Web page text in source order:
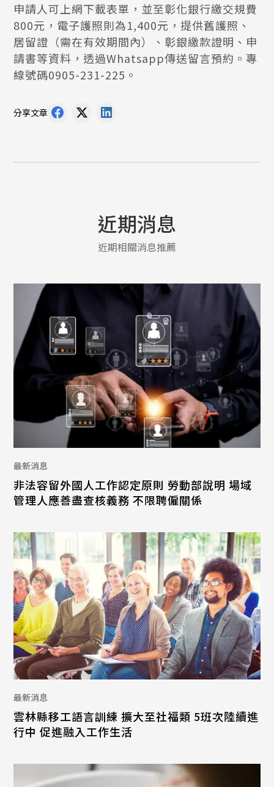
申請人可上網下載表單，並至彰化銀行繳交規費
800元，電子護照則為1,400元，提供舊護照、
居留證（需在有效期間內）、彰銀繳款證明、申
請書等資料，透過Whatsapp傳送留言預約。專
線號碼0905-231-225。
分享文章
近期消息
近期相關消息推薦
最新消息
非法容留外國人工作認定原則 勞動部說明 場域
管理人應善盡查核義務 不限聘僱關係
最新消息
雲林縣移工語言訓練 擴大至社福類 5班次陸續進
行中 促進融入工作生活